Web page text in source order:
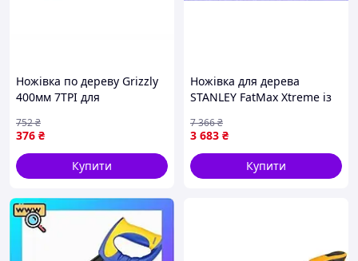
Ножівка по дереву Grizzly
400мм 7TPI для
поперечного розпилу
фанери ДСП ПВХ
376 ₴
752₴
Купити
Ножівка для дерева
STANLEY FatMax Xtreme із
для швидкої заміни
полотна 500 мм
3 683 ₴
7 366₴
Купити